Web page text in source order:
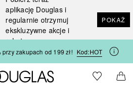
aplikację Douglas i
regularnie otrzymuj
ekskluzywne akcje i
rabaty
POKAŻ
zakupach od 199 zł! Kod:HOT
Strona główna Douglas
Do listyDo